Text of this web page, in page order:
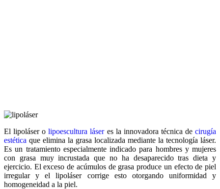
El lipoláser olipoescultura láseres la innovadora técnica decirugía
estética que elimina la grasa localizada mediante la tecnología láser.
Es un tratamiento especialmente indicado para hombres y mujeres
con grasa muy incrustada que no ha desaparecido tras dieta y
ejercicio. El exceso de acúmulos de grasa produce un efecto de piel
irregular y el lipoláser corrige esto otorgando uniformidad y
homogeneidad a la piel.